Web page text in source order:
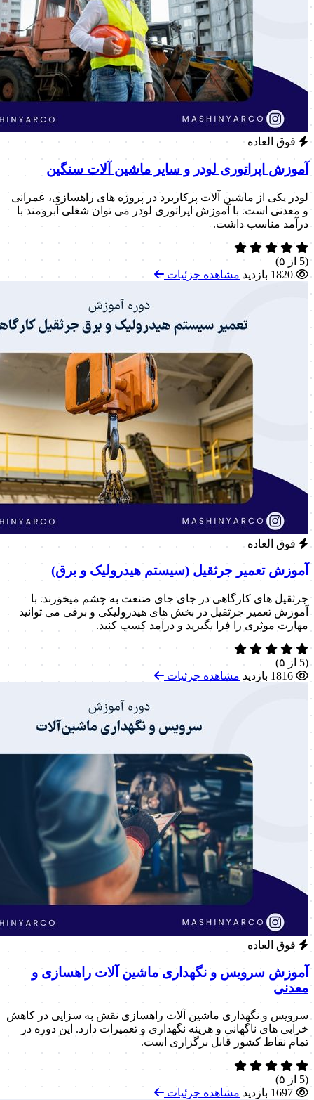
فوق العاده
آموزش اپراتوری لودر و سایر ماشین آلات سنگین
لودر یکی از ماشین آلات پرکاربرد در پروژه های راهسازی، عمرانی
و معدنی است. با آموزش اپراتوری لودر می توان شغلی آبرومند با
درآمد مناسب داشت.
(5 از ۵)
1820 بازدید
مشاهده جزئیات
فوق العاده
آموزش تعمیر جرثقیل (سیستم هیدرولیک و برق)
جرثقیل های کارگاهی در جای جای صنعت به چشم میخورند. با
آموزش تعمیر جرثقیل در بخش های هیدرولیکی و برقی می توانید
مهارت موثری را فرا بگیرید و درآمد کسب کنید.
(5 از ۵)
مشاهده جزئیات
فوق العاده
آموزش سرویس و نگهداری ماشین آلات راهسازی و
معدنی
سرویس و نگهداری ماشین آلات راهسازی نقش به سزایی در کاهش
خرابی های ناگهانی و هزینه نگهداری و تعمیرات دارد. این دوره در
تمام نقاط کشور قابل برگزاری است.
(5 از ۵)
مشاهده جزئیات